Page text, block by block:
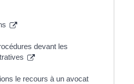
devant les
le recours à un avocat